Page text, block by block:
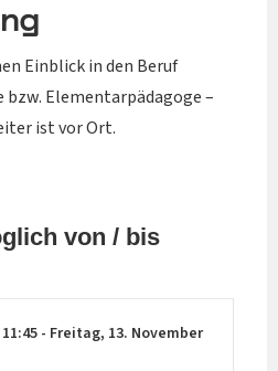
Einblick in den Beruf
Elementarpädagoge –
ist vor Ort.
von / bis
11:45 - Freitag, 13. November